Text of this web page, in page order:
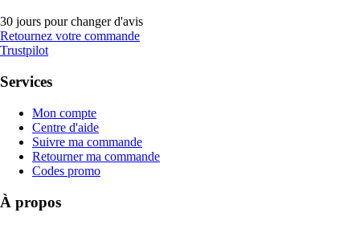
30 jours pour changer d'avis
Retournez votre commande
Trustpilot
Services
Mon compte
Centre d'aide
Suivre ma commande
Retourner ma commande
Codes promo
À propos